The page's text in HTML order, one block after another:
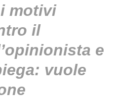
motivi
il
e
vuole